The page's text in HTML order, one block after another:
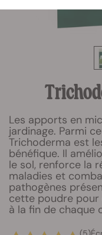
Les apports en
jardinage. Parmi
Trichoderma est
bénéfique. Il
le sol, renforce la
maladies et
pathogènes
cette poudre
à la fin de chaque